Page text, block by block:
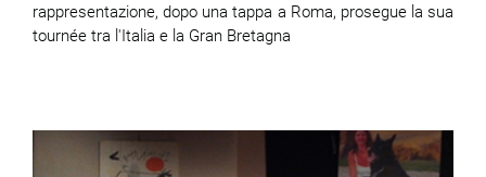
rappresentazione, dopo una tappa a Roma, prosegue la sua
tournée tra l'Italia e la Gran Bretagna